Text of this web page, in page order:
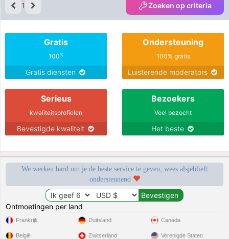
1 Zoeken op criteria
Gratis
100%
Gratis diensten
Ondersteuning
100% gratis
Luisterende moderators
Serieus
kwaliteitsprofielen
Bevestigde kwaliteit
Bezoekers
Veel bezocht
Het beste
We werken hard om je de beste service te geven, wees alsjeblieft
ondersteunend
Ontmoetingen per land
Frankrijk
België
Duitsland
Zwitserland
Canada
Verenigde Staten